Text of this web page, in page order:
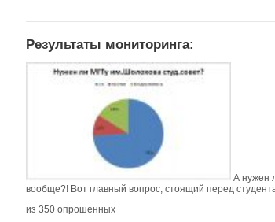
Результаты мониторинга:
А нужен
вообще?! Вот главный вопрос, стоящий перед
из 350 опрошенных